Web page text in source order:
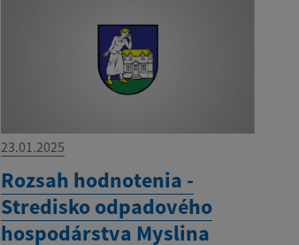
23.01.2025
Rozsah hodnotenia -
Stredisko odpadového
hospodárstva Myslina